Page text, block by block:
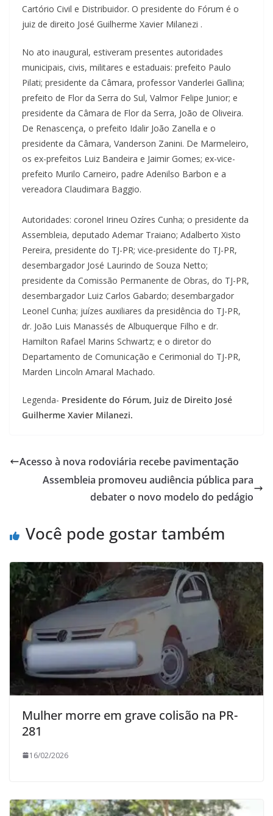
Cartório Civil e Distribuidor. O presidente do Fórum é o
juiz de direito José Guilherme Xavier Milanezi .
No ato inaugural, estiveram presentes autoridades
municipais, civis, militares e estaduais: prefeito Paulo
Pilati; presidente da Câmara, professor Vanderlei Gallina;
prefeito de Flor da Serra do Sul, Valmor Felipe Junior; e
presidente da Câmara de Flor da Serra, João de Oliveira.
De Renascença, o prefeito Idalir João Zanella e o
presidente da Câmara, Vanderson Zanini. De Marmeleiro,
os ex-prefeitos Luiz Bandeira e Jaimir Gomes; ex-vice-
prefeito Murilo Carneiro, padre Adenilso Barbon e a
vereadora Claudimara Baggio.
Autoridades: coronel Irineu Ozíres Cunha; o presidente da
Assembleia, deputado Ademar Traiano; Adalberto Xisto
Pereira, presidente do TJ-PR; vice-presidente do TJ-PR,
desembargador José Laurindo de Souza Netto;
presidente da Comissão Permanente de Obras, do TJ-PR,
desembargador Luiz Carlos Gabardo; desembargador
Leonel Cunha; juízes auxiliares da presidência do TJ-PR,
dr. João Luis Manassés de Albuquerque Filho e dr.
Hamilton Rafael Marins Schwartz; e o diretor do
Departamento de Comunicação e Cerimonial do TJ-PR,
Marden Lincoln Amaral Machado.
Legenda- Presidente do Fórum, Juiz de Direito José
Guilherme Xavier Milanezi.
Acesso à nova rodoviária recebe pavimentação
Assembleia promoveu audiência pública para
debater o novo modelo do pedágio
Você pode gostar também
Mulher morre em grave colisão na PR-
281
16/02/2026